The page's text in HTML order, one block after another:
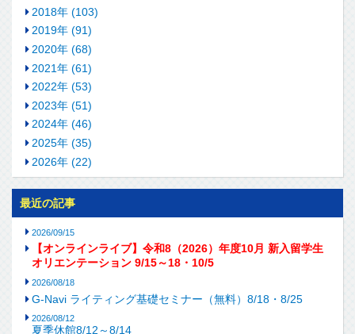
2018年 (103)
2019年 (91)
2020年 (68)
2021年 (61)
2022年 (53)
2023年 (51)
2024年 (46)
2025年 (35)
2026年 (22)
最近の記事
2026/09/15
【オンラインライブ】令和8（2026）年度10月 新入留学生
オリエンテーション 9/15～18・10/5
2026/08/18
G-Navi ライティング基礎セミナー（無料）8/18・8/25
2026/08/12
夏季休館8/12～8/14